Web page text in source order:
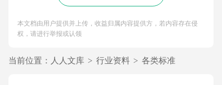
本文档由用户提供并上传，收益归属内容提供方，若内容存在侵
权，请进行举报或认领
当前位置： 人人文库 > 行业资料 > 各类标准